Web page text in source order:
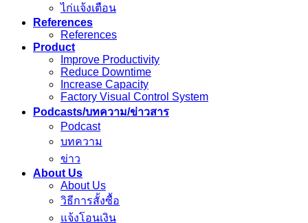
ไก่แจ้งเตือน
References
References
Product
Improve Productivity
Reduce Downtime
Increase Capacity
Factory Visual Control System
Podcasts/บทความ/ข่าวสาร
Podcast
บทความ
ข่าว
About Us
About Us
วิธีการสั้งซื้อ
แจ้งโอนเงิน